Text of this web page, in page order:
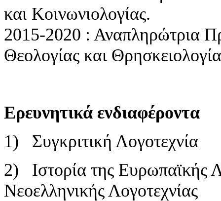
και Κοινωνιολογίας.
2015-2020 : Αναπληρώτρια
Θεολογίας και
Ερευνητικά ενδιαφέροντα
1) Συγκριτική Λογοτεχνία
2) Ιστορία της Ευρωπαϊκής
Νεοελληνικής Λογοτεχνίας